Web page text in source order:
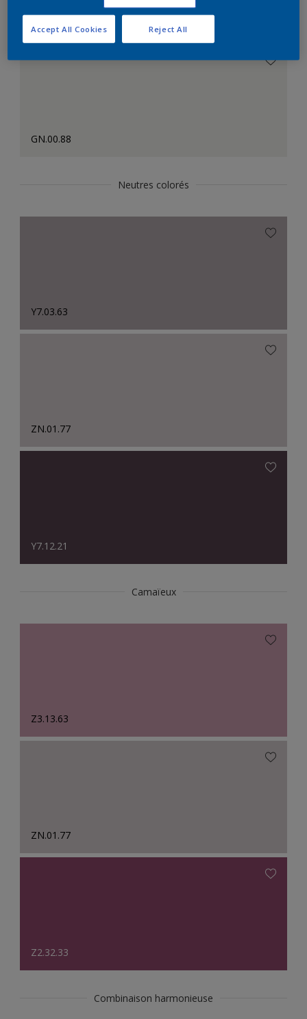
Le Blanc Parfait
GN.00.88
Neutres colorés
Y7.03.63
ZN.01.77
Y7.12.21
Camaïeux
Z3.13.63
ZN.01.77
Z2.32.33
Combinaison harmonieuse
Reject All
Accept All Cookies